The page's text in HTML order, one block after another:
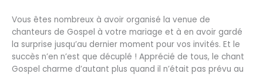
Vous êtes nombreux à avoir organisé la venue de
chanteurs de Gospel à votre mariage et à en avoir gardé
la surprise jusqu’au dernier moment pour vos invités. Et le
succès n’en n’est que décuplé ! Apprécié de tous, le chant
Gospel charme d’autant plus quand il n’était pas prévu au